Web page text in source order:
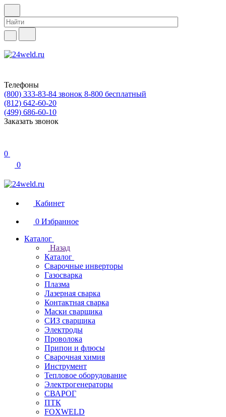
Телефоны
(800) 333-83-84 звонок 8-800 бесплатный
(812) 642-60-20
(499) 686-60-10
Заказать звонок
0
0
Кабинет
0 Избранное
Каталог
Назад
Каталог
Сварочные инверторы
Газосварка
Плазма
Лазерная сварка
Контактная сварка
Маски сварщика
СИЗ сварщика
Электроды
Проволока
Припои и флюсы
Сварочная химия
Инструмент
Тепловое оборудование
Электрогенераторы
СВАРОГ
ПТК
FOXWELD